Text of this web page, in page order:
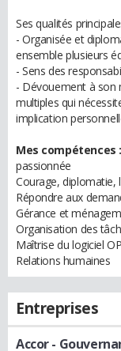
Ses qualités
- Organisée et
ensemble plusieurs
- Sens des
- Dévouement à son
multiples qui
implication
Mes compétences :
passionnée
Courage, diplomatie,
Répondre aux
Gérance et
Organisation des
Maîtrise du logiciel
Relations humaines
Entreprises
Accor-